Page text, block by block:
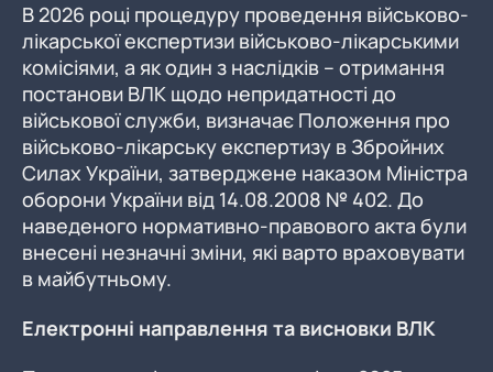
В 2026 році процедуру проведення військово-
лікарської експертизи військово-лікарськими
комісіями, а як один з наслідків – отримання
постанови ВЛК щодо непридатності до
військової служби, визначає Положення про
військово-лікарську експертизу в Збройних
Силах України, затверджене наказом Міністра
оборони України від 14.08.2008 № 402. До
наведеного нормативно-правового акта були
внесені незначні зміни, які варто враховувати
в майбутньому.
Електронні направлення та висновки ВЛК